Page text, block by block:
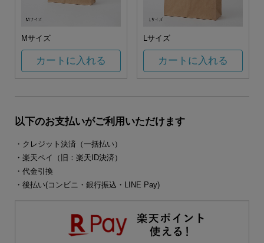
Mサイズ
カートに入れる
Lサイズ
カートに入れる
以下のお支払いがご利用いただけます
・クレジット決済（一括払い）
・楽天ペイ（旧：楽天ID決済）
・代金引換
・後払い(コンビニ・銀行振込・LINE Pay)